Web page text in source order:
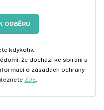
ODBĚRU
kdykoliv.
že dochází ke sbírání a
o zásadách ochrany
ZDE.